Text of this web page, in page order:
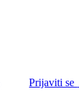
Prijaviti se